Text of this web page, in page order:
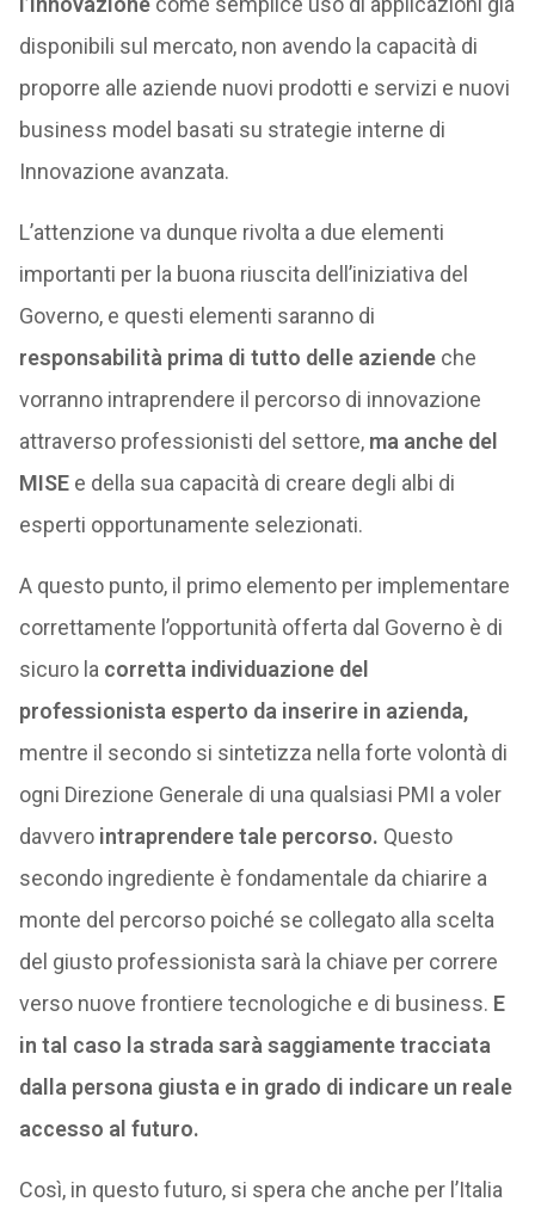
disponibili sul mercato, non avendo la capacità di
proporre alle aziende nuovi prodotti e servizi e nuovi
business model basati su strategie interne di
Innovazione avanzata.
L’attenzione va dunque rivolta a due elementi
importanti per la buona riuscita dell’iniziativa del
Governo, e questi elementi saranno di
responsabilità prima di tutto delle aziendeche
vorranno intraprendere il percorso di innovazione
attraverso professionisti del settore,ma anche del
MISEe della sua capacità di creare degli albi di
esperti opportunamente selezionati.
A questo punto, il primo elemento per implementare
correttamente l’opportunità offerta dal Governo è di
sicuro la corretta individuazione del
professionista esperto da inserire in azienda,
mentre il secondo si sintetizza nella forte volontà di
ogni Direzione Generale di una qualsiasi PMI a voler
davvero intraprendere tale percorso. Questo
secondo ingrediente è fondamentale da chiarire a
monte del percorso poiché se collegato alla scelta
del giusto professionista sarà la chiave per correre
verso nuove frontiere tecnologiche e di business. E
in tal caso la strada sarà saggiamente tracciata
dalla persona giusta e in grado di indicare un reale
accesso al futuro.
Così, in questo futuro, si spera che anche per l’Italia